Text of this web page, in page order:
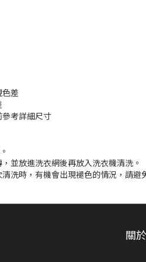
差
考詳細尺寸
並放進洗衣網後再放入洗衣機清洗。
洗時，有機會出現褪色的情況，請避
關